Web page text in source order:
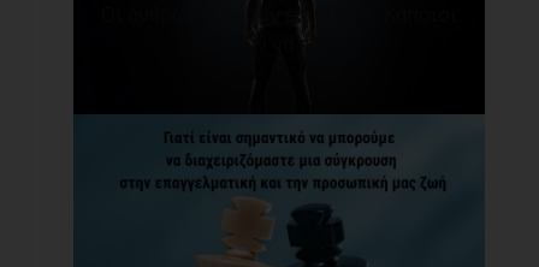
Οι άνθρωποι έχουν επιθυμίες. Κάποιοι
θέλουν να προ[...]